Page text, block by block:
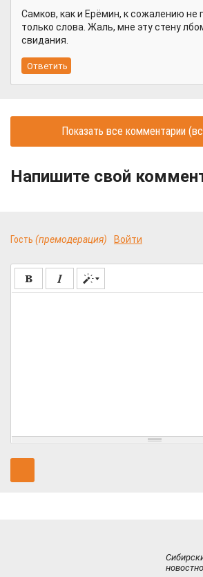
Самков, как и Ерёмин, к сожалению не
только слова. Жаль, мне эту стену
свидания.
Показать все комментарии
Напишите свой
Гость (премодерация) Войти